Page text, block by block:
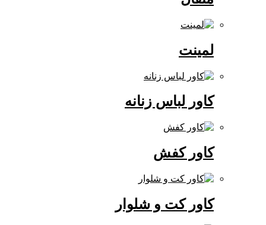
کاور لباس زنانه
کاور کفش
کاور کت و شلوار